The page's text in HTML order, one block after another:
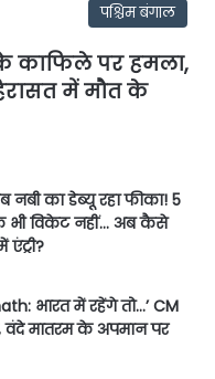
पश्चिम बंगाल
के काफिले पर हमला,
में मौत के
का डेब्यू रहा फीका! 5
भी विकेट नहीं… अब कैसे
भारत में रहेंगे तो…’ CM
वंदे मातरम के अपमान पर